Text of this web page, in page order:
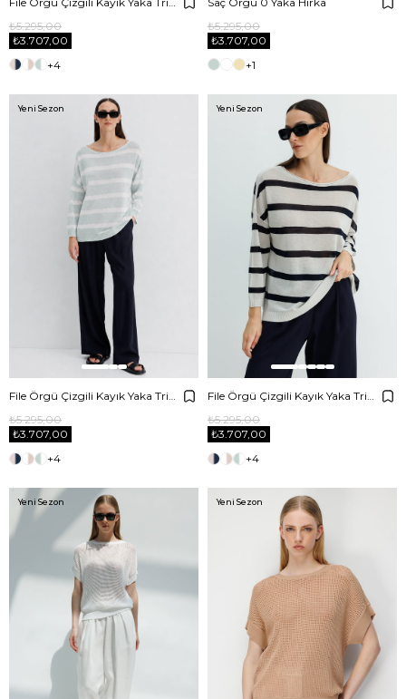
₺3.707,00
₺5.295,00
+4
₺3.707,00
₺5.295,00
+1
File Örgü Çizgili Kayık Yaka Triko
₺3.707,00
₺5.295,00
+4
Yeni Sezon
File Örgü Çizgili Kayık Yaka Triko
₺3.707,00
₺5.295,00
+4
Yeni Sezon
Yeni Sezon Yeni Sezon